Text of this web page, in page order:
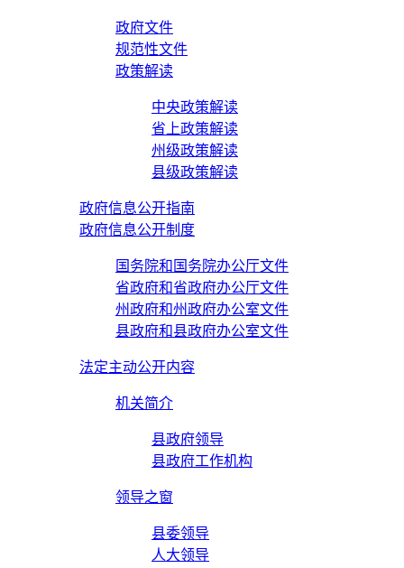
政府文件
规范性文件
政策解读
中央政策解读
省上政策解读
州级政策解读
县级政策解读
政府信息公开指南
政府信息公开制度
国务院和国务院办公厅文件
省政府和省政府办公厅文件
州政府和州政府办公室文件
县政府和县政府办公室文件
法定主动公开内容
机关简介
县政府领导
县政府工作机构
领导之窗
县委领导
人大领导